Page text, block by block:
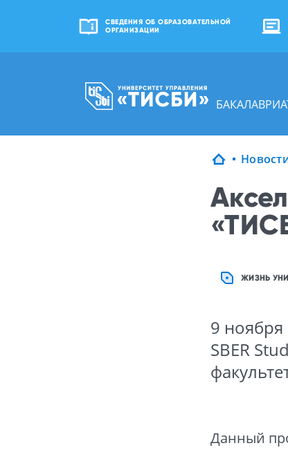
СВЕДЕНИЯ ОБ ОБРАЗОВАТЕЛЬНОЙ
ОРГАНИЗАЦИИ
ЖИЗНЬ
9 ноября
SBER
Данный